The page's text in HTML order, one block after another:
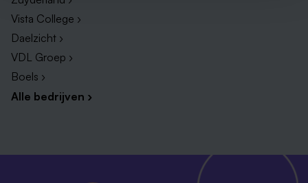
Vista College ›
Daelzicht ›
VDL Groep ›
Boels ›
Alle bedrijven ›